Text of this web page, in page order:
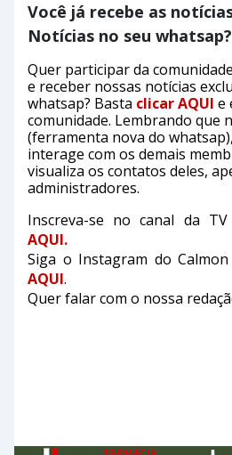
Você já recebe as
Notícias no seu
Quer participar da
e receber nossas notícias
whatsap? Basta clicar AQUI e
comunidade. Lembrando que
(ferramenta nova do
interage com os demais
visualiza os contatos deles,
administradores.
Inscreva-se no canal da TV
AQUI.
Siga o Instagram do
AQUI.
Quer falar com o nossa